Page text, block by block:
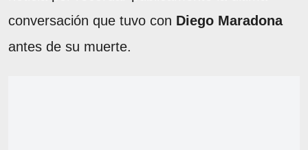
conversación que tuvo con Diego Maradona
antes de su muerte.